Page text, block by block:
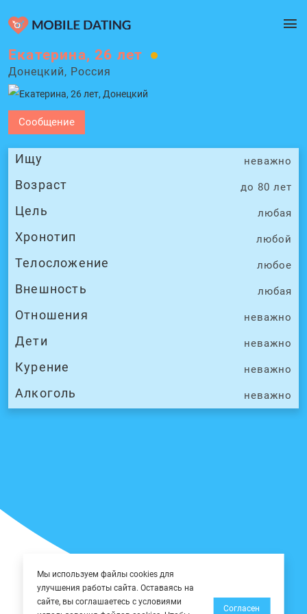
Сообщение
Ищу неважно
Возраст до 80 лет
Цель любая
Хронотип любой
Телосложение любое
Внешность любая
Отношения неважно
Дети неважно
Курение неважно
Алкоголь неважно
Екатерина, 26 лет
Донецкий, Россия
Мы используем файлы cookies для
улучшения работы сайта. Оставаясь на
сайте, вы соглашаетесь с условиями
Согласен